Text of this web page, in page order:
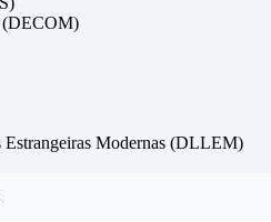
(DECOM)
Estrangeiras Modernas (DLLEM)